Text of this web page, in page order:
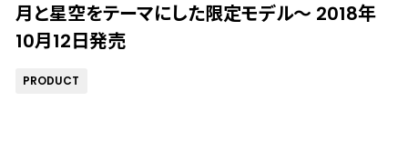
月と星空をテーマにした限定モデル～ 2018年
10月12日発売
PRODUCT